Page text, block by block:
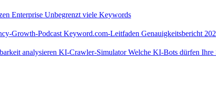
Enterprise Unbegrenzt viele Keywords
Growth-Podcast Keyword.com-Leitfaden Genauigkeitsbericht
analysieren KI-Crawler-SimulatorWelche KI-Bots dürfen Ihre